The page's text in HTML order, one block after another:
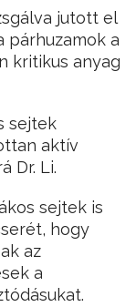
jutott el
párhuzamok a
kritikus anyag
sejtek
aktív
Dr. Li.
sejtek is
hogy
az
a